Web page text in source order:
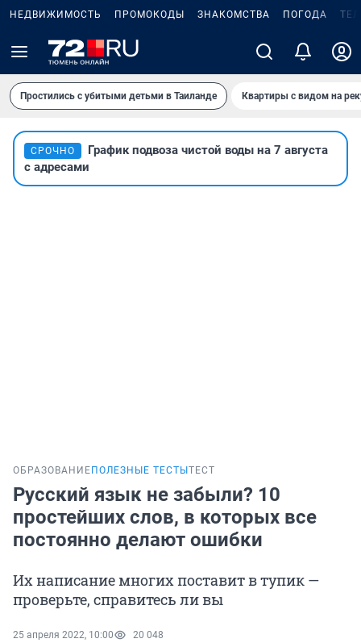
НЕДВИЖИМОСТЬ ПРОМОКОДЫ ЗНАКОМСТВА ПОГОДА
Простились с убитыми детьми в Таиланде Квартиры с видом на
СРОЧНО
График подвоза чистой воды на 7 августа
с адресами
ОБРАЗОВАНИЕ ПОЛЕЗНЫЕ ТЕСТЫ ТЕСТ
Русский язык не забыли? 10
простейших слов, в которых все
постоянно делают ошибки
Их написание многих поставит в тупик —
проверьте, справитесь ли вы
25 апреля 2022, 10:00 20 048